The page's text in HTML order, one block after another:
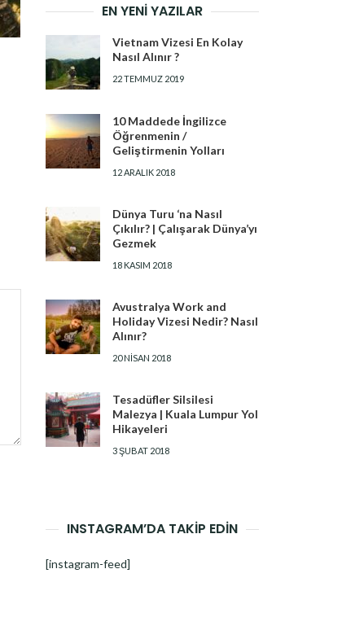
EN YENI YAZILAR
Vietnam Vizesi En Kolay
Nasıl Alınır ?
22 TEMMUZ 2019
10 Maddede İngilizce
Öğrenmenin /
Geliştirmenin Yolları
12 ARALIK 2018
Dünya Turu ‘na Nasıl
Çıkılır? | Çalışarak Dünya’yı
Gezmek
18 KASIM 2018
Avustralya Work and
Holiday Vizesi Nedir? Nasıl
Alınır?
20 NISAN 2018
Tesadüfler Silsilesi
Malezya | Kuala Lumpur Yol
Hikayeleri
3 ŞUBAT 2018
INSTAGRAM’DA TAKİP EDİN
[instagram-feed]